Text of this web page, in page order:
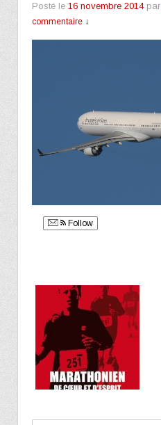
Posté le 16 novembre 2014par
commentaire ↓
Follow